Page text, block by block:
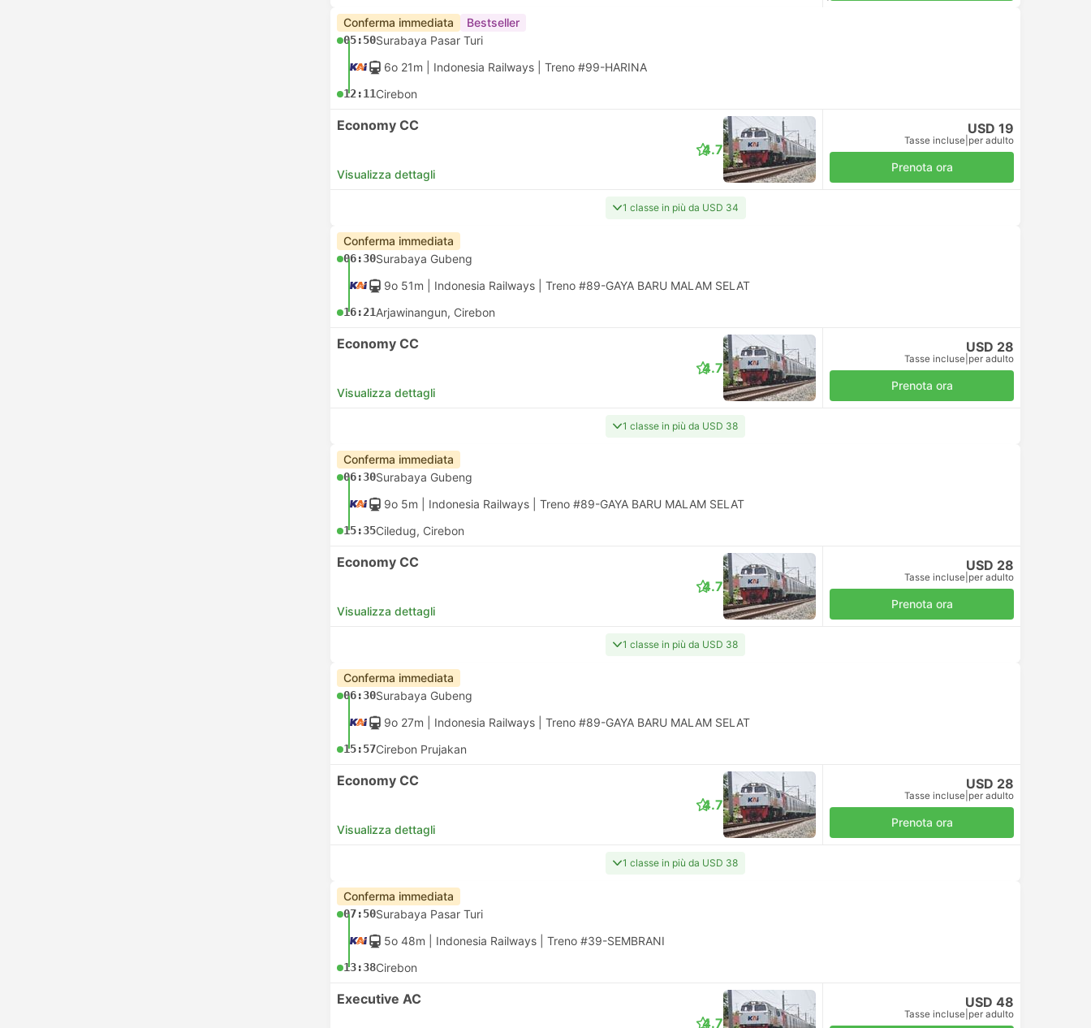
Conferma immediata Bestseller
05:50Surabaya Pasar Turi
6o 21m | Indonesia Railways Treno #99-HARINA
12:11Cirebon
Economy CC
Visualizza dettagli
4.7
USD 19
Tasse incluse per adulto
Prenota ora
1 classe in più da USD 34
Conferma immediata
06:30Surabaya Gubeng
9o 51m | Indonesia Railways Treno #89-GAYA BARU MALAM SELAT
16:21Arjawinangun, Cirebon
Economy CC
Visualizza dettagli
4.7
USD 28
Tasse incluse per adulto
Prenota ora
1 classe in più da USD 38
Conferma immediata
06:30Surabaya Gubeng
9o 5m | Indonesia Railways Treno #89-GAYA BARU MALAM SELAT
15:35Ciledug, Cirebon
Economy CC
Visualizza dettagli
4.7
USD 28
Tasse incluse per adulto
Prenota ora
1 classe in più da USD 38
Conferma immediata
06:30Surabaya Gubeng
9o 27m | Indonesia Railways Treno #89-GAYA BARU MALAM SELAT
15:57Cirebon Prujakan
Economy CC
Visualizza dettagli
4.7
USD 28
Tasse incluse per adulto
Prenota ora
1 classe in più da USD 38
Conferma immediata
07:50Surabaya Pasar Turi
5o 48m | Indonesia Railways Treno #39-SEMBRANI
13:38Cirebon
Executive AC
4.7
USD 48
Tasse incluse per adulto